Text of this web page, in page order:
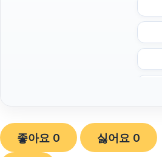
좋아요 0 싫어요 0